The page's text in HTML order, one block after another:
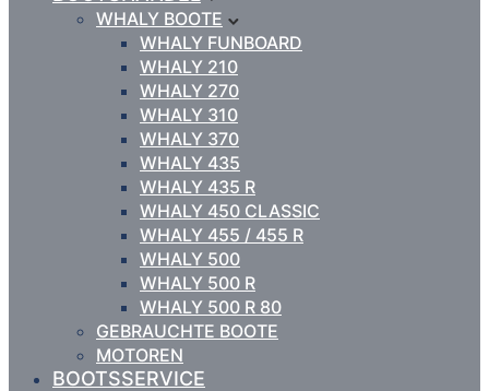
WHALY BOOTE
WHALY FUNBOARD
WHALY 210
WHALY 270
WHALY 310
WHALY 370
WHALY 435
WHALY 435 R
WHALY 450 CLASSIC
WHALY 455 / 455 R
WHALY 500
WHALY 500 R
WHALY 500 R 80
GEBRAUCHTE BOOTE
MOTOREN
BOOTSSERVICE